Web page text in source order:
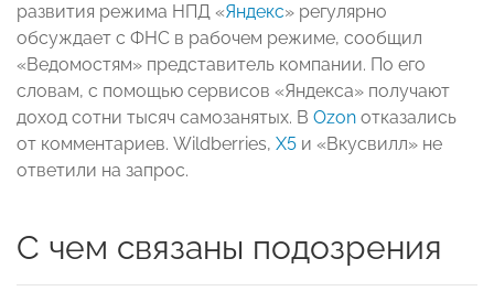
развития режима НПД «Яндекс» регулярно
обсуждает с ФНС в рабочем режиме, сообщил
«Ведомостям» представитель компании. По его
словам, с помощью сервисов «Яндекса» получают
доход сотни тысяч самозанятых. В Ozon отказались
от комментариев. Wildberries, X5 и «Вкусвилл» не
ответили на запрос.
С чем связаны подозрения